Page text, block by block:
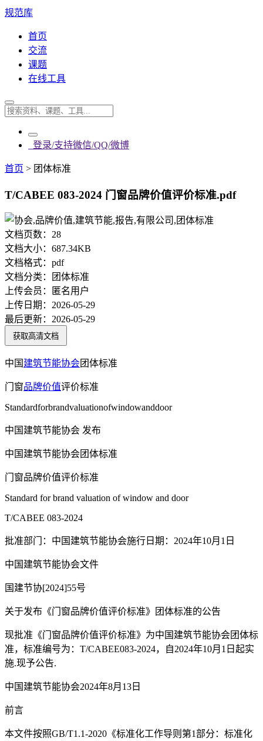
规范库
首页
交流
课题
在线工具
登录/支持微信/QQ/微博
首页 > 团体标准
T/CABEE 083-2024 门窗品牌价值评价标准.pdf
文档页数： 28
文档大小： 687.34KB
文档格式： pdf
文档分类：
团体标准
上传会员：
匿名用户
上传日期： 2026-05-29
最后更新： 2026-05-29
获取高清文档
中国 建筑节能协会团体标准
门窗品牌价值评价标准
Standardforbrandvaluationofwindowanddoor
中国建筑节能协会 发布
中国建筑节能协会团体标准
门窗品牌价值评价标准
Standard for brand valuation of window and door
T/CABEE 083-2024
批准部门：中国建筑节能协会施行日期：2024年10月1日
中国建筑节能协会文件
国建节协[2024]55号
关于发布《门窗品牌价值评价标准》团体标准的公告
现批准《门窗品牌价值评价标准》为中国建筑节能协会团体标
准，标准编号为：T/CABEE083-2024，自2024年10月1日起实
施.现予公告.
中国建筑节能协会2024年8月13日
前言
本文件按照GB/T1.1-2020《标准化工作导则第1部分：标准化